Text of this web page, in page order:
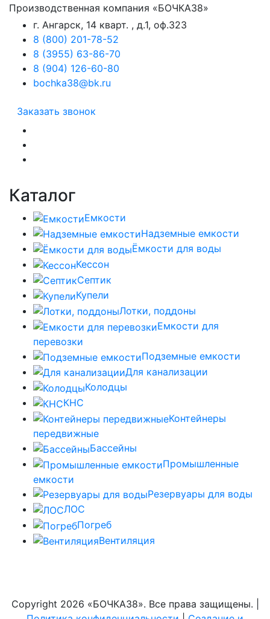
Производственная компания «БОЧКА38»
г. Ангарск, 14 кварт. , д.1, оф.323
8 (800) 201-78-52
8 (3955) 63-86-70
8 (904) 126-60-80
bochka38@bk.ru
Заказать звонок
Каталог
Емкости
Надземные емкости
Ёмкости для воды
Кессон
Септик
Купели
Лотки, поддоны
Емкости для
перевозки
Подземные емкости
Для канализации
Колодцы
КНС
Контейнеры
передвижные
Бассейны
Промышленные
емкости
Резервуары для воды
ЛОС
Погреб
Вентиляция
Copyright 2026 «БОЧКА38». Все права защищены. |